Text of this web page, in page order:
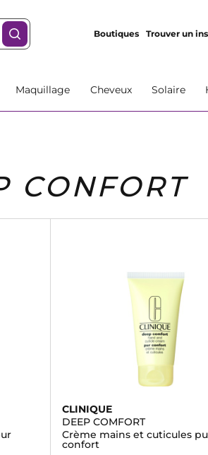
Boutiques Trouver un
Maquillage Cheveux Solaire
CONFORT
CLINIQUE
DEEP COMFORT
Crème mains et cuticules
confort